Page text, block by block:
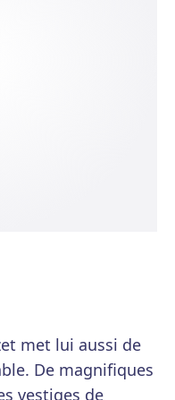
met lui aussi de
De magnifiques
vestiges de